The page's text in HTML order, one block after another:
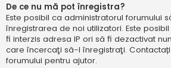
De ce nu mă pot înregistra?
Este posibil ca administratorul forumului
înregistrarea de noi utilizatori. Este
fi interzis adresa IP ori să fi dezactivat
care încercaţi să-l înregistraţi.
forumului pentru ajutor.